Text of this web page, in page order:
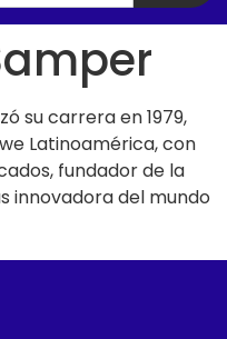
su carrera en 1979,
Latinoamérica, con
fundador de la
innovadora del mundo